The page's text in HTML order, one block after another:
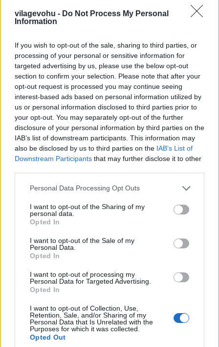
vilagevohu - Do Not Process My Personal
Information
If you wish to opt-out of the sale, sharing to third parties, or
processing of your personal or sensitive information for
targeted advertising by us, please use the below opt-out
section to confirm your selection. Please note that after your
opt-out request is processed you may continue seeing
interest-based ads based on personal information utilized by
us or personal information disclosed to third parties prior to
your opt-out. You may separately opt-out of the further
disclosure of your personal information by third parties on the
IAB’s list of downstream participants. This information may
also be disclosed by us to third parties on the IAB’s List of
Downstream Participants that may further disclose it to other
Please note that this website/app uses one or more Google
not limited to your visit or usage behaviour. You may click to
grant or deny consent to Google and its third-party tags to
use your data for below specified purposes in below Google
consent section.
Personal Data Processing Opt Outs
I want to opt-out of the Sharing of my
personal data.
Opted In
I want to opt-out of the Sale of my
Personal Data.
Opted In
I want to opt-out of processing my
Personal Data for Targeted Advertising.
Opted In
I want to opt-out of Collection, Use,
Retention, Sale, and/or Sharing of my
Personal Data that Is Unrelated with the
Purposes for which it was collected.
Opted Out